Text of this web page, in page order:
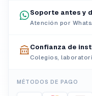
Soporte antes y
Atención por
Confianza de
Colegios,
MÉTODOS DE PAGO